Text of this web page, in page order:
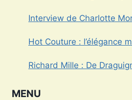
Interview de Charlotte
Hot Couture : l’élégance
Richard Mille : De
MENU